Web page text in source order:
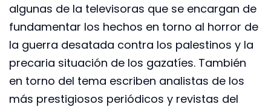
algunas de la televisoras que se encargan de
fundamentar los hechos en torno al horror de
la guerra desatada contra los palestinos y la
precaria situación de los gazatíes. También
en torno del tema escriben analistas de los
más prestigiosos periódicos y revistas del